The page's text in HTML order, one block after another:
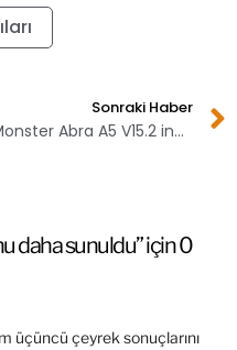
Sonraki Haber
Monster Abra A5 V15.2 inceleme
daha sunuldu” için 0
üçüncü çeyrek sonuçlarını